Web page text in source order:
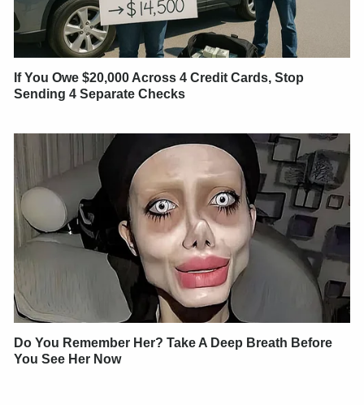
If You Owe $20,000 Across 4 Credit Cards, Stop
Sending 4 Separate Checks
Do You Remember Her? Take A Deep Breath Before
You See Her Now